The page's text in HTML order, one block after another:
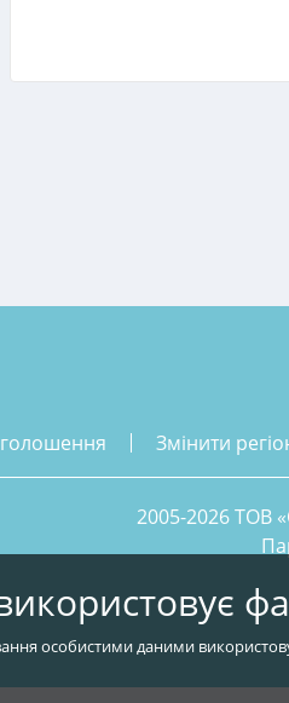
змінити
2005-2026 ТОВ
особистими даними